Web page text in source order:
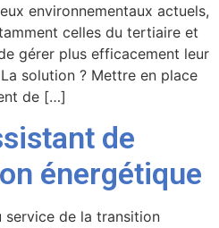
environnementaux actuels,
celles du tertiaire et
gérer plus efficacement leur
solution ? Mettre en place
de […]
de
énergétique
service de la transition